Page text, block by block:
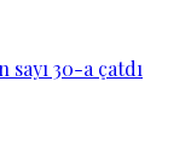
30-a çatdı